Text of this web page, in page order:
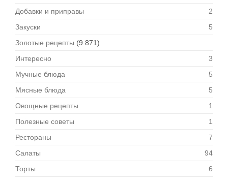
Добавки и приправы
2
Закуски
5
Золотые рецепты (9 871)
Интересно
3
Мучные блюда
5
Мясные блюда
5
Овощные рецепты
1
Полезные советы
1
Рестораны
7
Салаты
94
Торты
6